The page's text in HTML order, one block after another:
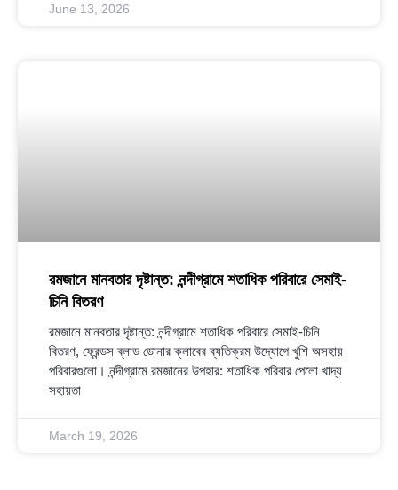
June 13, 2026
রমজানে মানবতার দৃষ্টান্ত: নন্দীগ্রামে শতাধিক পরিবারে সেমাই-
চিনি বিতরণ
রমজানে মানবতার দৃষ্টান্ত: নন্দীগ্রামে শতাধিক পরিবারে সেমাই-চিনি
বিতরণ, ফ্রেন্ডস ব্লাড ডোনার ক্লাবের ব্যতিক্রম উদ্যোগে খুশি অসহায়
পরিবারগুলো। নন্দীগ্রামে রমজানের উপহার: শতাধিক পরিবার পেলো খাদ্য
সহায়তা
March 19, 2026